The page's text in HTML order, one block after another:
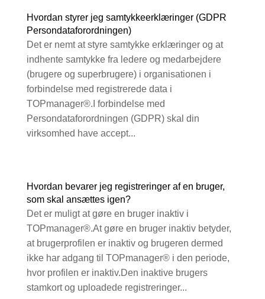
Hvordan styrer jeg samtykkeerklæringer (GDPR
Persondataforordningen)
Det er nemt at styre samtykke erklæringer og at
indhente samtykke fra ledere og medarbejdere
(brugere og superbrugere) i organisationen i
forbindelse med registrerede data i
TOPmanager®.I forbindelse med
Persondataforordningen (GDPR) skal din
virksomhed have accept...
Hvordan bevarer jeg registreringer af en bruger,
som skal ansættes igen?
Det er muligt at gøre en bruger inaktiv i
TOPmanager®.At gøre en bruger inaktiv betyder,
at brugerprofilen er inaktiv og brugeren dermed
ikke har adgang til TOPmanager® i den periode,
hvor profilen er inaktiv.Den inaktive brugers
stamkort og uploadede registreringer...